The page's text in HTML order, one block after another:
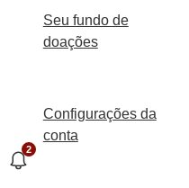
2
Seu fundo de
doações
Configurações da
conta